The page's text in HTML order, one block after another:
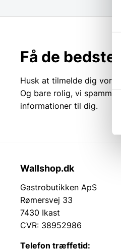
Få de bedste
Husk at tilmelde dig
Og bare rolig, vi
informationer til dig.
Wallshop.dk
Gastrobutikken ApS
Rømersvej 33
7430 Ikast
CVR: 38952986
Telefon træffetid: